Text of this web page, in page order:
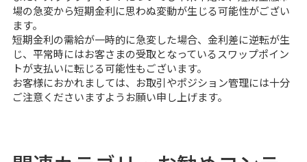
場の急変から短期金利に思わぬ変動が生じる可能性がござい
ます。
短期金利の需給が一時的に急変した場合、金利差に逆転が生
じ、平常時にはお客さまの受取となっているスワップポイン
トが支払いに転じる可能性もございます。
お客様におかれましては、お取引やポジション管理には十分
ご注意くださいますようお願い申し上げます。